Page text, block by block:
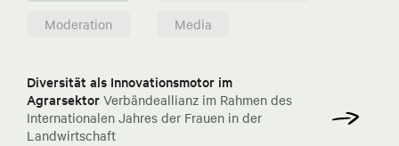
Moderation
Media
Diversität als Innovationsmotor im
Agrarsektor Verbändeallianz im Rahmen des
Internationalen Jahres der Frauen in der
Landwirtschaft